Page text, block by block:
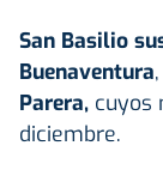
San Basilio
Buenaventura,
Parera, cuyos
diciembre.